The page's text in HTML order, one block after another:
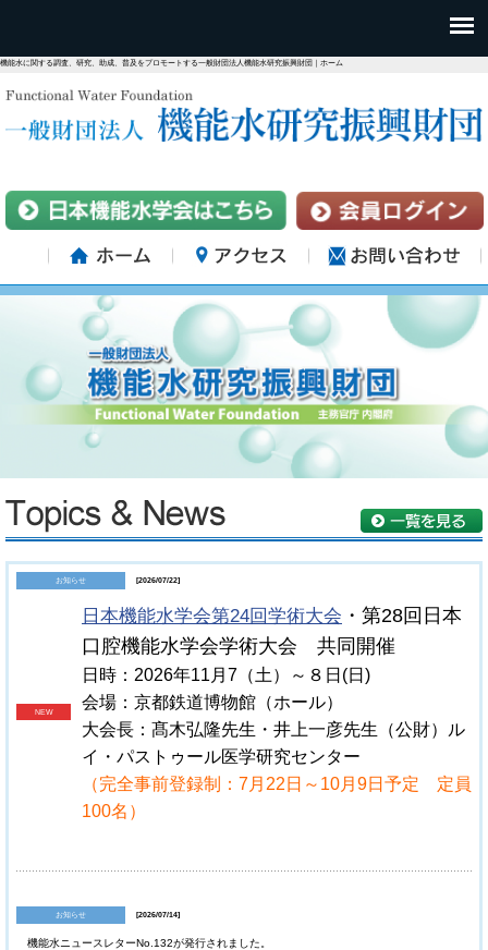
機能水に関する調査、研究、助成、普及をプロモートする一般財団法人機能水研究振興財団｜ホーム
お知らせ [2026/07/22]
NEW
日本機能水学会第24回学術大会 ・第28回日本
口腔機能水学会学術大会 共同開催
日時：2026年11月7（土）～８日(日)
会場：京都鉄道博物館（ホール）
大会長：髙木弘隆先生・井上一彦先生（公財）ル
イ・パストゥール医学研究センター
（完全事前登録制：7月22日～10月9日予定 定員
100名）
お知らせ [2026/07/14]
機能水ニュースレターNo.132が発行されました。